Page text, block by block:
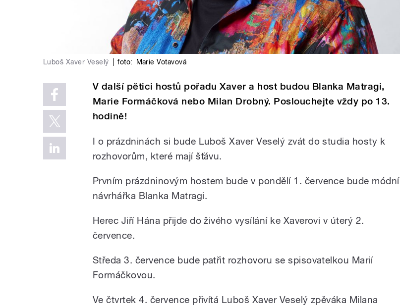
Luboš Xaver Veselý foto: Marie Votavová
V další pětici hostů pořadu Xaver a host budou Blanka Matragi,
Marie Formáčková nebo Milan Drobný. Poslouchejte vždy po 13.
hodině!
I o prázdninách si bude Luboš Xaver Veselý zvát do studia hosty k
rozhovorům, které mají šťávu.
Prvním prázdninovým hostem bude v pondělí 1. července bude módní
návrhářka Blanka Matragi.
Herec Jiří Hána přijde do živého vysílání ke Xaverovi v úterý 2.
července.
Středa 3. července bude patřit rozhovoru se spisovatelkou Marií
Formáčkovou.
Ve čtvrtek 4. července přivítá Luboš Xaver Veselý zpěváka Milana